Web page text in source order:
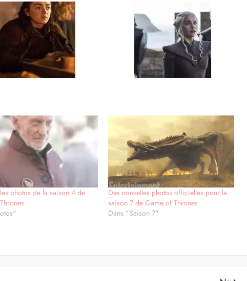
photos de la saison 4 de
Des nouvelles photos officielles pour la
saison 7 de Game of Thrones
Dans "Saison 7"